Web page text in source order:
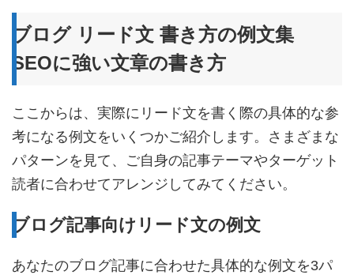
ブログ リード文 書き方の例文集
SEOに強い文章の書き方
ここからは、実際にリード文を書く際の具体的な参
考になる例文をいくつかご紹介します。さまざまな
パターンを見て、ご自身の記事テーマやターゲット
読者に合わせてアレンジしてみてください。
ブログ記事向けリード文の例文
あなたのブログ記事に合わせた具体的な例文を3パ